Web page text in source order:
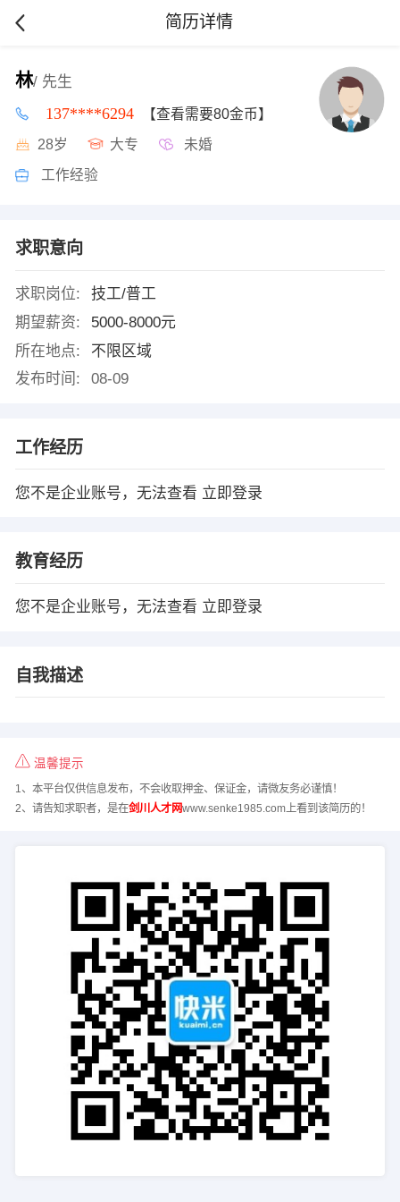
简历详情
林/ 先生
137****6294 【查看需要80金币】
28岁 大专 未婚
工作经验
求职意向
求职岗位:
技工/普工
期望薪资:
5000-8000元
所在地点:
不限区域
发布时间:
08-09
工作经历
您不是企业账号，无法查看 立即登录
教育经历
您不是企业账号，无法查看 立即登录
自我描述
温馨提示
1、本平台仅供信息发布，不会收取押金、保证金，请微友务必谨慎！
2、请告知求职者，是在剑川人才网www.senke1985.com上看到该简历的！